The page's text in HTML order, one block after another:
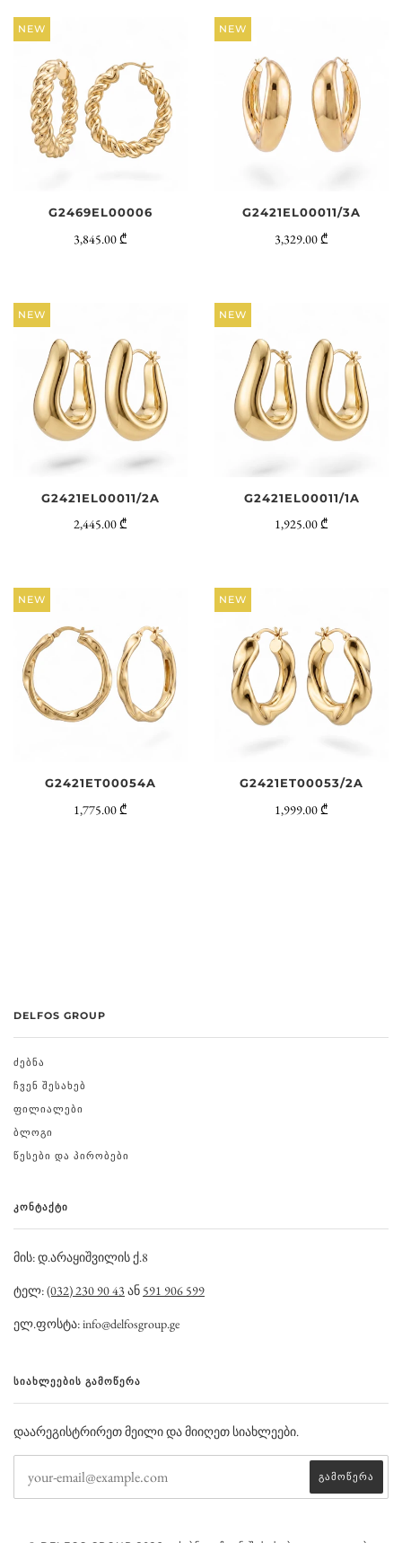
NEW
G2469EL00006
3,845.00 ₾
NEW
G2421EL00011/3A
3,329.00 ₾
NEW
G2421EL00011/2A
2,445.00 ₾
NEW
G2421EL00011/1A
1,925.00 ₾
NEW
G2421ET00054A
1,775.00 ₾
NEW
G2421ET00053/2A
1,999.00 ₾
DELFOS GROUP
ᲫᲔᲑᲜᲐ
ᲩᲕᲔᲜ ᲨᲔᲡᲐᲮᲔᲑ
ᲤᲘᲚᲘᲐᲚᲔᲑᲘ
ᲑᲚᲝᲒᲘ
ᲬᲔᲡᲔᲑᲘ ᲓᲐ ᲞᲘᲠᲝᲑᲔᲑᲘ
ᲙᲝᲜᲢᲐᲥᲢᲘ
მის: დ.არაყიშვილის ქ.8
ტელ:(032) 230 90 43 ან 591 906 599
ელ.ფოსტა: info@delfosgroup.ge
ᲡᲘᲐᲮᲚᲔᲔᲑᲘᲡ ᲒᲐᲛᲝᲬᲔᲠᲐ
დაარეგისტრირეთ მეილი და მიიღეთ სიახლეები.